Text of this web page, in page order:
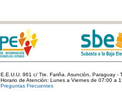
E.E.U.U. 961 c/ Tte. Fariña. Asunción, Paraguay -
Horario de Atención: Lunes a Viernes de 07:00 a
Preguntas Frecuentes